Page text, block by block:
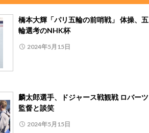
橋本大輝「パリ五輪の前哨戦」 体操、五
輪選考のNHK杯
2024年5月15日
麟太郎選手、ドジャース戦観戦 ロバーツ
監督と談笑
2024年5月15日